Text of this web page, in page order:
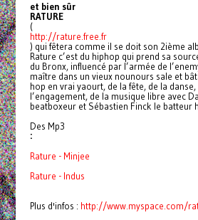
et bien sûr
RATURE
(
http://rature.free.fr
) qui fêtera comme il se doit son 2ième
Rature c’est du hiphop qui prend sa
du Bronx, influencé par l’armée de
maître dans un vieux nounours sale et
hop en vrai yaourt, de la fête, de la danse,
l’engagement, de la musique libre avec
beatboxeur et Sébastien Finck le batteur
Des Mp3
:
Rature - Minjee
Rature - Indus
Plus d'infos : http://www.myspace.com/